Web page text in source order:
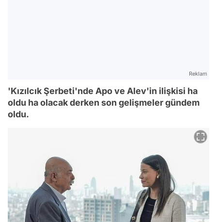
Reklam
'Kızılcık Şerbeti'nde Apo ve Alev'in ilişkisi ha
oldu ha olacak derken son gelişmeler gündem
oldu.